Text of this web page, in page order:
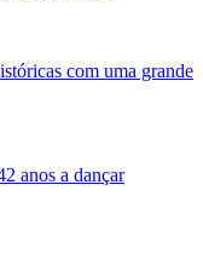
com uma grande
anos a dançar